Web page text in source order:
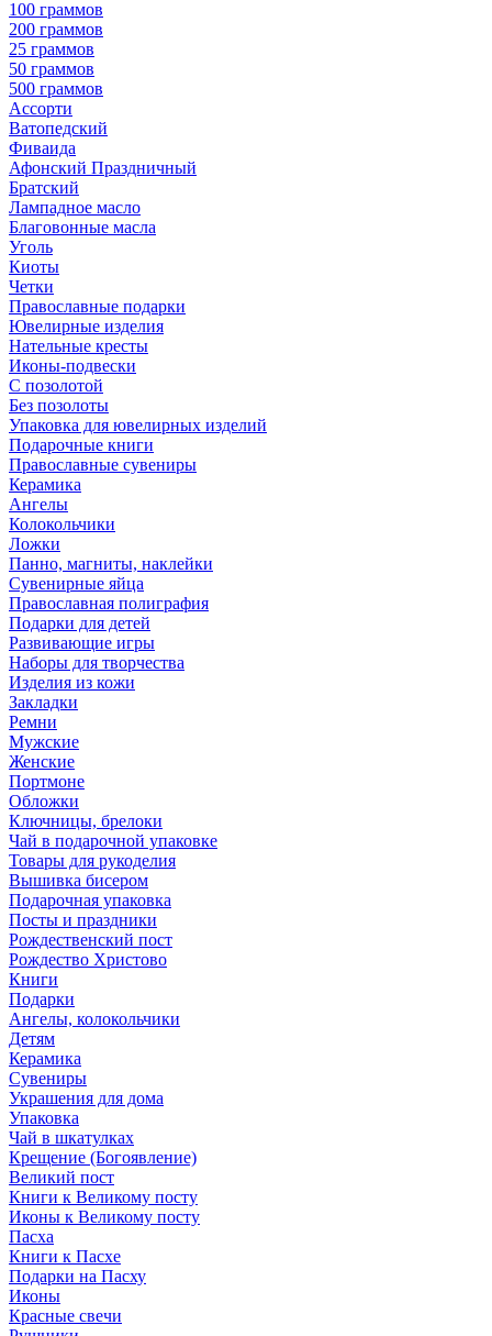
100 граммов
200 граммов
25 граммов
50 граммов
500 граммов
Ассорти
Ватопедский
Фиваида
Афонский Праздничный
Братский
Лампадное масло
Благовонные масла
Уголь
Киоты
Четки
Православные подарки
Ювелирные изделия
Нательные кресты
Иконы-подвески
С позолотой
Без позолоты
Упаковка для ювелирных изделий
Подарочные книги
Православные сувениры
Керамика
Ангелы
Колокольчики
Ложки
Панно, магниты, наклейки
Сувенирные яйца
Православная полиграфия
Подарки для детей
Развивающие игры
Наборы для творчества
Изделия из кожи
Закладки
Ремни
Мужские
Женские
Портмоне
Обложки
Ключницы, брелоки
Чай в подарочной упаковке
Товары для рукоделия
Вышивка бисером
Подарочная упаковка
Посты и праздники
Рождественский пост
Рождество Христово
Книги
Подарки
Ангелы, колокольчики
Детям
Керамика
Сувениры
Украшения для дома
Упаковка
Чай в шкатулках
Крещение (Богоявление)
Великий пост
Книги к Великому посту
Иконы к Великому посту
Пасха
Книги к Пасхе
Подарки на Пасху
Иконы
Красные свечи